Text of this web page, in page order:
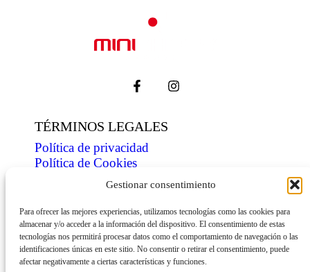
Gestionar consentimiento
Para ofrecer las mejores experiencias, utilizamos tecnologías como las cookies para
almacenar y/o acceder a la información del dispositivo. El consentimiento de estas
tecnologías nos permitirá procesar datos como el comportamiento de navegación o las
identificaciones únicas en este sitio. No consentir o retirar el consentimiento, puede
afectar negativamente a ciertas características y funciones.
TÉRMINOS LEGALES
Política de privacidad
Política de Cookies
Condiciones de venta
ÍNDICE
Tienda
Personaliza
Contacto